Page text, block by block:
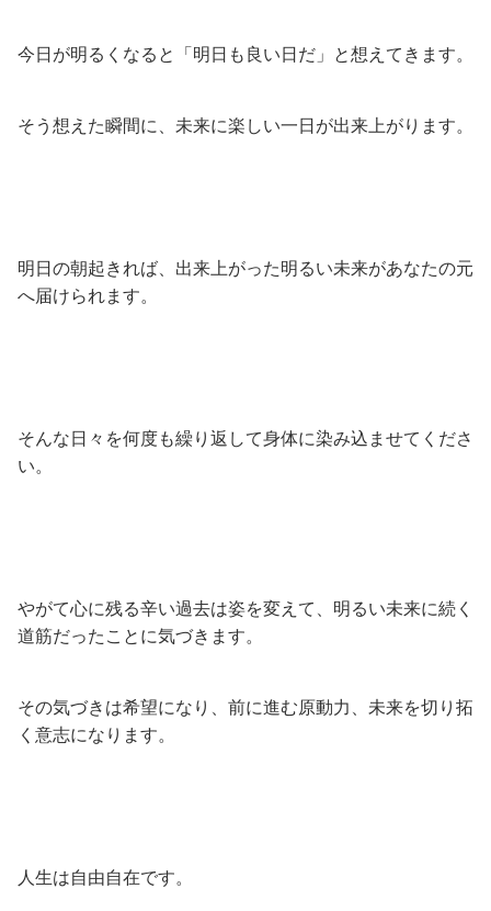
今日が明るくなると「明日も良い日だ」と想えてきます。
そう想えた瞬間に、未来に楽しい一日が出来上がります。
明日の朝起きれば、出来上がった明るい未来があなたの元
へ届けられます。
そんな日々を何度も繰り返して身体に染み込ませてくださ
い。
やがて心に残る辛い過去は姿を変えて、明るい未来に続く
道筋だったことに気づきます。
その気づきは希望になり、前に進む原動力、未来を切り拓
く意志になります。
人生は自由自在です。